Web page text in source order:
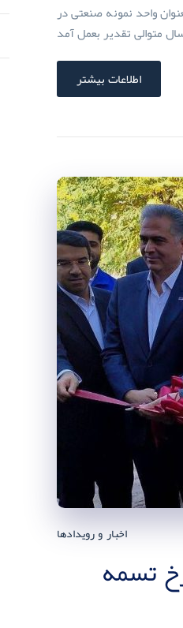
واحد نمونه صنعتی در
اطلاعات بیشتر
اخبار و رویدادها
تسمه